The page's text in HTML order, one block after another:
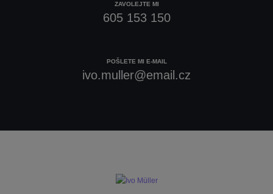
ZAVOLEJTE MI
605 153 150
POŠLETE MI E-MAIL
ivo.muller@email.cz